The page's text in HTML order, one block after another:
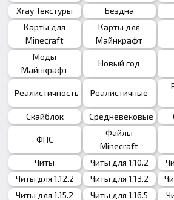
Xray Текстуры
Бездна
Карты для
Minecraft
Карты для
Майнкрафт
Моды
Майнкрафт
Новый год
Реалистичность Реалистичные
Скайблок
Средневековые
ФПС
Файлы
Minecraft
Читы Читы для 1.10.2
Читы для 1.12.2
Читы для 1.13.2
Читы для 1.15.2
Читы для 1.16.5